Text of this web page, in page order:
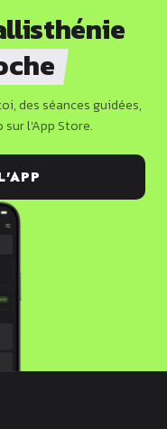
des séances guidées,
l'App Store.